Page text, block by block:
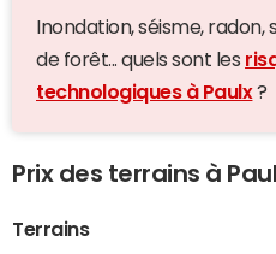
Inondation, séisme, radon,
de forêt... quels sont les
technologiques à Paulx?
Prix des terrains à
Terrains